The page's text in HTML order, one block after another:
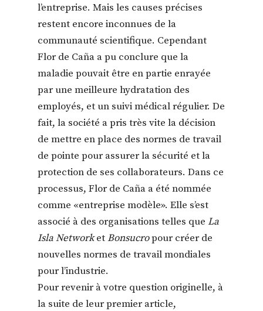
l’entreprise. Mais les causes précises
restent encore inconnues de la
communauté scientifique. Cependant
Flor de Caña a pu conclure que la
maladie pouvait être en partie enrayée
par une meilleure hydratation des
employés, et un suivi médical régulier. De
fait, la société a pris très vite la décision
de mettre en place des normes de travail
de pointe pour assurer la sécurité et la
protection de ses collaborateurs. Dans ce
processus, Flor de Caña a été nommée
comme «entreprise modèle». Elle s’est
associé à des organisations telles queLa
Isla NetworketBonsucropour créer de
nouvelles normes de travail mondiales
pour l’industrie.
Pour revenir à votre question originelle, à
la suite de leur premier article,